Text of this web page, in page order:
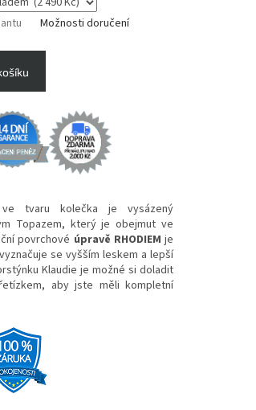
Možnosti doručení
ve tvaru kolečka je vysázený
Topazem, který je obejmut ve
povrchové úpravě RHODIEM je
se vyšším leskem a lepší
Klaudie je možné si doladit
aby jste měli kompletní